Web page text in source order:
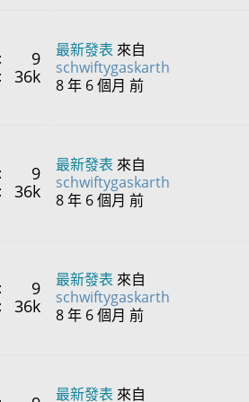
9
36k
最新發表 來自
schwiftygaskarth
8 年 6 個月 前
9
36k
最新發表 來自
schwiftygaskarth
8 年 6 個月 前
9
36k
最新發表 來自
schwiftygaskarth
8 年 6 個月 前
最新發表 來自